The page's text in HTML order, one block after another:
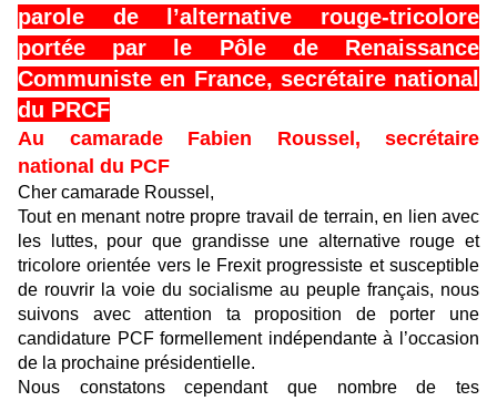
parole de l’alternative rouge-tricolore
portée par le Pôle de Renaissance
Communiste en France, secrétaire national
du PRCF
Au camarade Fabien Roussel, secrétaire
national du PCF
Cher camarade Roussel,
Tout en menant notre propre travail de terrain, en lien avec
les luttes, pour que grandisse une alternative rouge et
tricolore orientée vers le Frexit progressiste et susceptible
de rouvrir la voie du socialisme au peuple français, nous
suivons avec attention ta proposition de porter une
candidature PCF formellement indépendante à l’occasion
de la prochaine présidentielle.
Nous constatons cependant que nombre de tes